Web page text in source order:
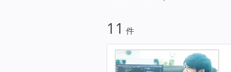
11 件